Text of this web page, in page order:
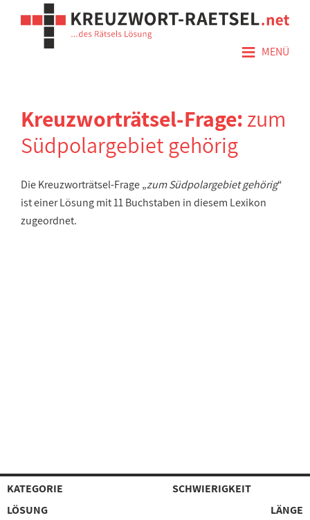
≡ MENÜ
Kreuzworträtsel-Frage:zum
Südpolargebiet gehörig
Die Kreuzworträtsel-Frage „zum Südpolargebiet gehörig“
ist einer Lösung mit 11 Buchstaben in diesem Lexikon
zugeordnet.
KATEGORIE
SCHWIERIGKEIT
LÖSUNG
LÄNGE